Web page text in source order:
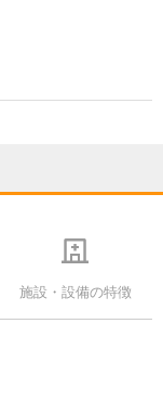
施設・設備の特徴